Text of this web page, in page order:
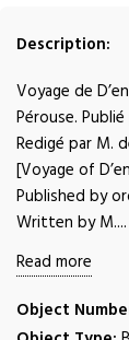
Description:
Voyage de
Pérouse.
Redigé par M.
[Voyage of
Published by
Written by M....
Read more
Object